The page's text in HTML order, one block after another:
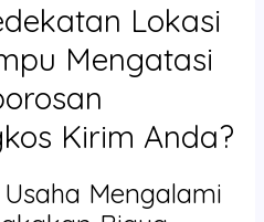
Lokasi
Mengatasi
Kirim Anda?
Mengalami